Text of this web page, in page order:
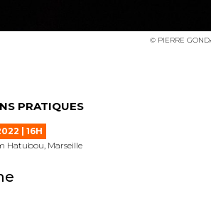
© PIERRE
PRATIQUES
| 16H
Hatubou, Marseille